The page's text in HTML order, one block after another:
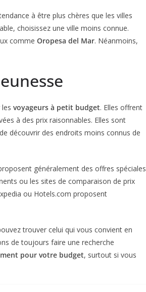
à être plus chères que les villes
choisissez une ville moins connue.
comme Oropesa del Mar. Néanmoins,
voyageurs à petit budget. Elles offrent
à des prix raisonnables. Elles sont
découvrir des endroits moins connus de
généralement des offres spéciales
ou les sites de comparaison de prix
ou Hotels.com proposent
trouver celui qui vous convient en
de toujours faire une recherche
pour votre budget, surtout si vous